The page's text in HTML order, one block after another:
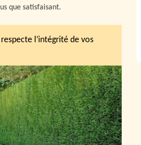
que satisfaisant.
l’intégrité de vos